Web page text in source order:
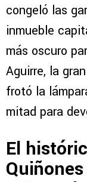
congeló las
inmueble
más oscuro
Aguirre, la
frotó la
mitad para
El